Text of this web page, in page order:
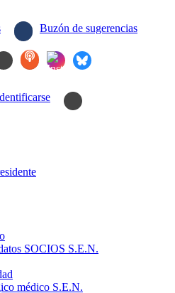
Buzón de sugerencias
SOCIOS S.E.N.
médico S.E.N.